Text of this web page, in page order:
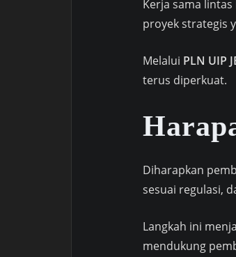
Kerja sama
proyek strategis
Melalui PLN UIP
terus diperkuat.
Diharapkan
sesuai regulasi,
Langkah ini
mendukung